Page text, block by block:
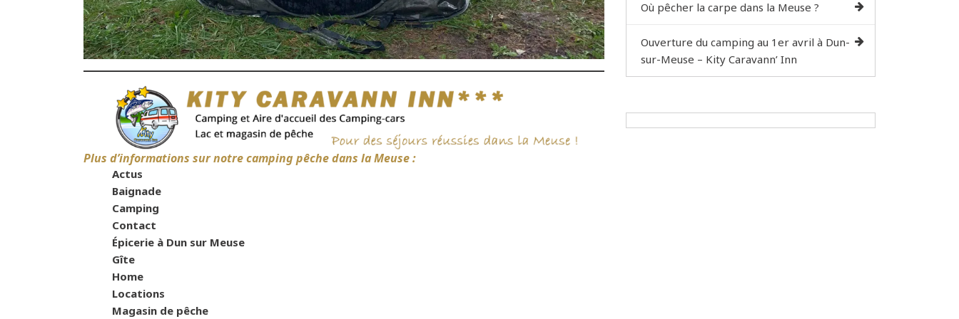
Plus d’informations sur notre camping pêche dans la Meuse :
Actus
Baignade
Camping
Contact
Épicerie à Dun sur Meuse
Gîte
Home
Locations
Magasin de pêche
Où pêcher la carpe dans la Meuse ?
Ouverture du camping au 1er avril à Dun-
sur-Meuse – Kity Caravann’ Inn